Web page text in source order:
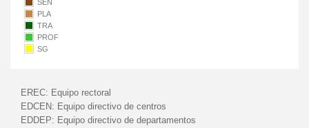
SEN
PLA
TRA
PROF
SG
EREC: Equipo rectoral
EDCEN: Equipo directivo de centros
EDDEP: Equipo directivo de departamentos